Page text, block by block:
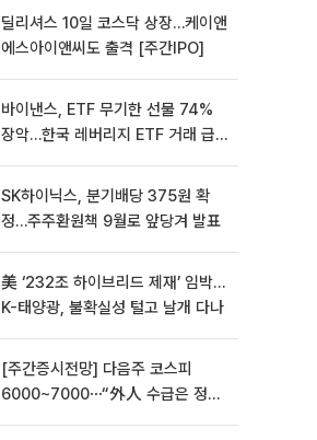
딜리셔스 10일 코스닥 상장…케이앤
에스아이앤씨도 출격 [주간IPO]
바이낸스, ETF 무기한 선물 74%
장악…한국 레버리지 ETF 거래 급
SK하이닉스, 분기배당 375원 확
정…주주환원책 9월로 앞당겨 발표
美 ‘232조 하이브리드 제재’ 임박…
K-태양광, 불확실성 털고 날개 다나
[주간증시전망] 다음주 코스피
6000~7000⋯“外人 수급은 정책